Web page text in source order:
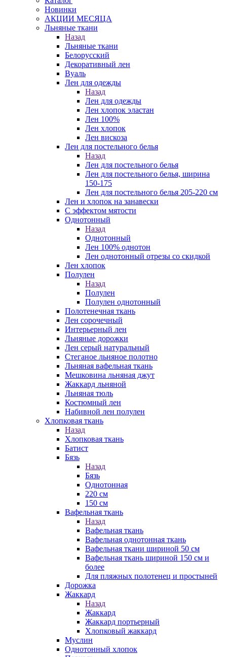
Новинки
АКЦИИ МЕСЯЦА
Льняные ткани
Назад
Льняные ткани
Белорусский
Декоративный лен
Вуаль
Лен для одежды
Назад
Лен для одежды
Лен хлопок эластан
Лен 100%
Лен хлопок
Лен вискоза
Лен для постельного белья
Назад
Лен для постельного белья
Лен для постельного белья, ширина
150-175
Лен для постельного белья 205-220 см
Лен и хлопок на занавески
С эффектом мятости
Однотонный
Назад
Однотонный
Лен 100% однотон
Лен однотонный отрезы со скидкой
Лен хлопок
Полулен
Назад
Полулен
Полулен однотонный
Полотенечная ткань
Лен сорочечный
Интерьерный лен
Льняные дорожки
Лен серый натуральный
Стеганое льняное полотно
Льняная вафельная ткань
Мешковина льняная джут
Жаккард льняной
Льняная тюль
Костюмный лен
Набивной лен полулен
Хлопковая ткань
Назад
Хлопковая ткань
Батист
Бязь
Назад
Бязь
Однотонная
220 см
150 см
Вафельная ткань
Назад
Вафельная ткань
Вафельная однотонная ткань
Вафельная ткани шириной 50 см
Вафельная ткань шириной 150 см и
более
Для пляжных полотенец и простыней
Дорожка
Жаккард
Назад
Жаккард
Жаккард портьерный
Хлопковый жаккард
Муслин
Однотонный хлопок